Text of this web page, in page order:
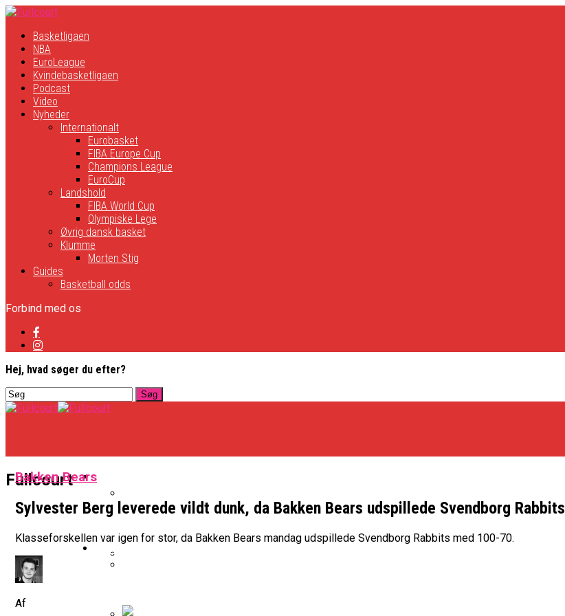
Basketligaen
NBA
EuroLeague
Kvindebasketligaen
Podcast
Video
Nyheder
Internationalt
Eurobasket
FIBA Europe Cup
Champions League
EuroCup
Landshold
FIBA World Cup
Olympiske Lege
Øvrig dansk basket
Klumme
Morten Stig
Guides
Basketball odds
Forbind med os
Hej, hvad søger du efter?
Fullcourt Basketligaen
NBA
Bakken Bears
Sylvester Berg leverede vildt dunk, da Bakken Bears udspillede Svendborg Rabbits
Klasseforskellen var igen for stor, da Bakken Bears mandag udspillede Svendborg Rabbits med 100-70.
Af